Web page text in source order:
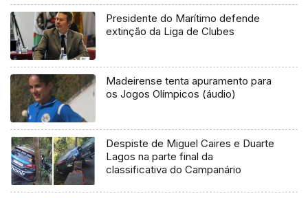
Presidente do Marítimo defende
extinção da Liga de Clubes
Madeirense tenta apuramento para
os Jogos Olímpicos (áudio)
Despiste de Miguel Caires e Duarte
Lagos na parte final da
classificativa do Campanário